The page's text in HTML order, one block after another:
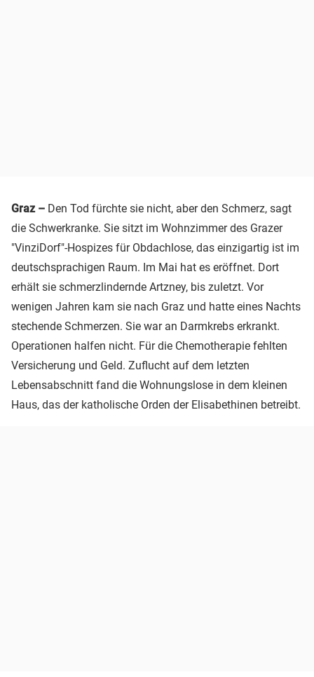
Graz – Den Tod fürchte sie nicht, aber den Schmerz, sagt
die Schwerkranke. Sie sitzt im Wohnzimmer des Grazer
"VinziDorf"-Hospizes für Obdachlose, das einzigartig ist im
deutschsprachigen Raum. Im Mai hat es eröffnet. Dort
erhält sie schmerzlindernde Artzney, bis zuletzt. Vor
wenigen Jahren kam sie nach Graz und hatte eines Nachts
stechende Schmerzen. Sie war an Darmkrebs erkrankt.
Operationen halfen nicht. Für die Chemotherapie fehlten
Versicherung und Geld. Zuflucht auf dem letzten
Lebensabschnitt fand die Wohnungslose in dem kleinen
Haus, das der katholische Orden der Elisabethinen betreibt.